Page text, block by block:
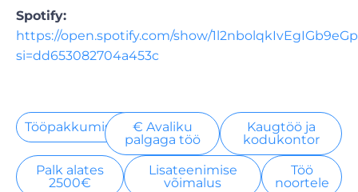
Spotify:
https://open.spotify.com/show/
si=dd653082704a453c
Tööpakkumised
€ Avaliku
palgaga töö
Kaugtöö ja
kodukontor
Palk alates
2500€
Lisateenimise
võimalus
Töö
noortele